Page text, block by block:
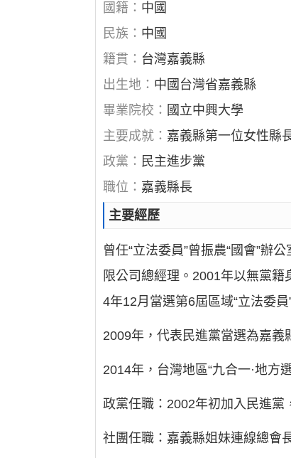
國籍： 中國
民族： 中國
籍貫： 台灣嘉義縣
出生地： 中國台灣省嘉義縣
畢業院校： 國立中興大學
主要成就： 嘉義縣第一位女性縣
政黨： 民主進步黨
職位： 嘉義縣長
主要經歷
曾任“立法委員”曾振農“國會”辦
限公司總經理。2001年以無黨
4年12月當選第6屆區域“立法委
2009年，代表民進黨當選為嘉義
2014年，台灣地區“九合一·地方
政黨任職：2002年初加入民進黨
社團任職：嘉義縣姐妹連線總會